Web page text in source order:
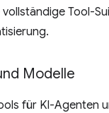
Tool-
Modelle
für KI-Agenten